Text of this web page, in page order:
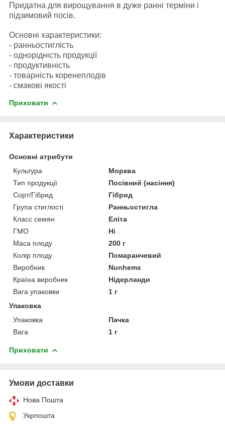
Придатна для вирощування в дуже ранні терміни і
підзимовий посів.
Основні характеристики:
- ранньостиглість
- однорідність продукції
- продуктивність
- товарність коренеплодів
- смакові якості
Приховати
Характеристики
Основні атрибути
Культура
Морква
Тип продукції
Посівний (насіння)
Сорт/Гібрид
Гібрид
Група стиглості
Ранньостигла
Класс семян
Еліта
ГМО
Ні
Маса плоду
200 г
Колір плоду
Помаранчевий
Виробник
Nunhems
Країна виробник
Нідерланди
Вага упаковки
1 г
Упаковка
Упаковка
Пачка
Вага
1 г
Приховати
Умови доставки
Нова Пошта
Укрпошта